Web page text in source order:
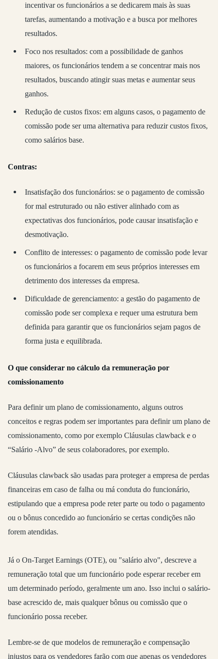
incentivar os funcionários a se dedicarem mais às suas
tarefas, aumentando a motivação e a busca por melhores
resultados.
Foco nos resultados: com a possibilidade de ganhos
maiores, os funcionários tendem a se concentrar mais nos
resultados, buscando atingir suas metas e aumentar seus
ganhos.
Redução de custos fixos: em alguns casos, o pagamento de
comissão pode ser uma alternativa para reduzir custos fixos,
como salários base.
Contras:
Insatisfação dos funcionários: se o pagamento de comissão
for mal estruturado ou não estiver alinhado com as
expectativas dos funcionários, pode causar insatisfação e
desmotivação.
Conflito de interesses: o pagamento de comissão pode levar
os funcionários a focarem em seus próprios interesses em
detrimento dos interesses da empresa.
Dificuldade de gerenciamento: a gestão do pagamento de
comissão pode ser complexa e requer uma estrutura bem
definida para garantir que os funcionários sejam pagos de
forma justa e equilibrada.
O que considerar no cálculo da remuneração por
comissionamento
Para definir um plano de comissionamento, alguns outros
conceitos e regras podem ser importantes para definir um plano de
comissionamento, como por exemplo Cláusulas clawback e o
“Salário -Alvo” de seus colaboradores, por exemplo.
Cláusulas clawback são usadas para proteger a empresa de perdas
financeiras em caso de falha ou má conduta do funcionário,
estipulando que a empresa pode reter parte ou todo o pagamento
ou o bônus concedido ao funcionário se certas condições não
forem atendidas.
Já o On-Target Earnings (OTE), ou "salário alvo", descreve a
remuneração total que um funcionário pode esperar receber em
um determinado período, geralmente um ano. Isso inclui o salário-
base acrescido de, mais qualquer bônus ou comissão que o
funcionário possa receber.
Lembre-se de que modelos de remuneração e compensação
injustos para os vendedores farão com que apenas os vendedores